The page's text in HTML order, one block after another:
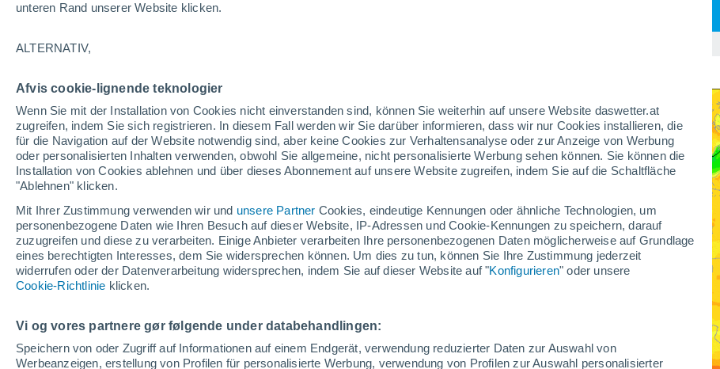
unteren Rand unserer Website klicken.
ALTERNATIV,
Afvis cookie-lignende teknologier
Wenn Sie mit der Installation von Cookies nicht einverstanden sind, können Sie weiterhin auf unsere Website daswetter.at
zugreifen, indem Sie sich registrieren. In diesem Fall werden wir Sie darüber informieren, dass wir nur Cookies installieren, die
für die Navigation auf der Website notwendig sind, aber keine Cookies zur Verhaltensanalyse oder zur Anzeige von Werbung
oder personalisierten Inhalten verwenden, obwohl Sie allgemeine, nicht personalisierte Werbung sehen können. Sie können die
Installation von Cookies ablehnen und über dieses Abonnement auf unsere Website zugreifen, indem Sie auf die Schaltfläche
"Ablehnen" klicken.
Mit Ihrer Zustimmung verwenden wir und unsere Partner Cookies, eindeutige Kennungen oder ähnliche Technologien, um
personenbezogene Daten wie Ihren Besuch auf dieser Website, IP-Adressen und Cookie-Kennungen zu speichern, darauf
zuzugreifen und diese zu verarbeiten. Einige Anbieter verarbeiten Ihre personenbezogenen Daten möglicherweise auf Grundlage
eines berechtigten Interesses, dem Sie widersprechen können. Um dies zu tun, können Sie Ihre Zustimmung jederzeit
widerrufen oder der Datenverarbeitung widersprechen, indem Sie auf dieser Website auf "Konfigurieren" oder unsere
Cookie-Richtlinie klicken.
Vi og vores partnere gør følgende under databehandlingen:
Speichern von oder Zugriff auf Informationen auf einem Endgerät, verwendung reduzierter Daten zur Auswahl von
Werbeanzeigen, erstellung von Profilen für personalisierte Werbung, verwendung von Profilen zur Auswahl personalisierter
DICHTE
ECMWF
GFS